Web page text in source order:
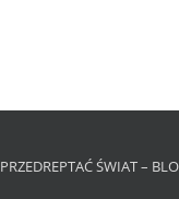
PRZEDREPTAĆ ŚWIAT –